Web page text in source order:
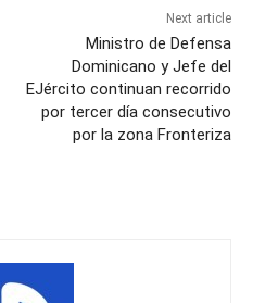
Next article
Ministro de Defensa
Dominicano y Jefe del
EJército continuan recorrido
por tercer día consecutivo
por la zona Fronteriza